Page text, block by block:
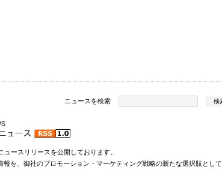
ニュースを検索
ュースリリースを公開しております。
報を、御社のプロモーション・マーケティング戦略の新たな選択肢として